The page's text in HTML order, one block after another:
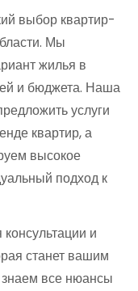
выбор квартир-
Мы
жилья в
и бюджета. Наша
услуги
квартир, а
высокое
подход к
и
станет вашим
все нюансы